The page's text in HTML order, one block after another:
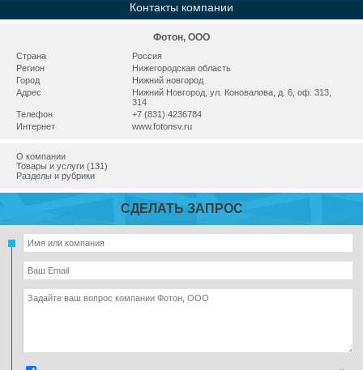
Контакты компании
Фотон, ООО
Страна
Россия
Регион
Нижегородская область
Город
Нижний новгород
Адрес
Нижний Новгород, ул. Коновалова, д. 6, оф. 313,
314
Телефон
+7 (831) 4236784
Интернет
www.fotonsv.ru
О компании
Товары и услуги (131)
Разделы и рубрики
СДЕЛАТЬ ЗАПРОС